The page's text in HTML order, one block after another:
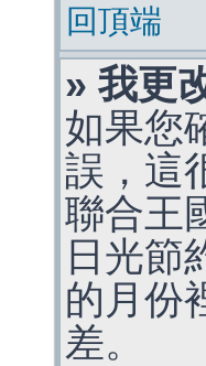
回頂端
» 我更
如果您
誤，這
聯合王
日光節
的月份
差。